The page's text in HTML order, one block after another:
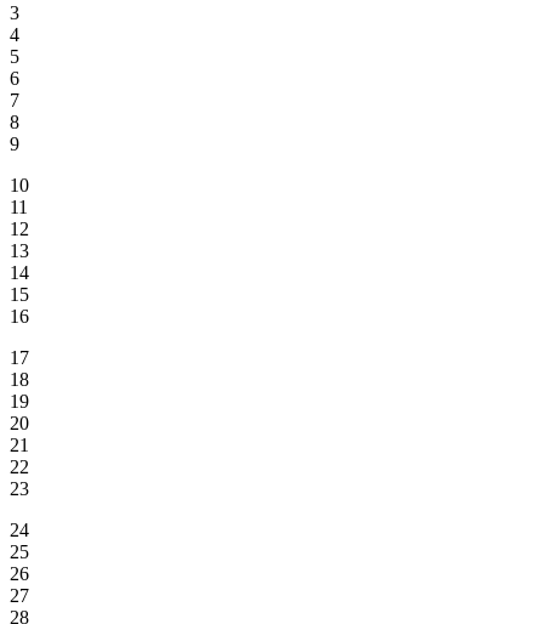
3
4
5
6
7
8
9
10
11
12
13
14
15
16
17
18
19
20
21
22
23
24
25
26
27
28